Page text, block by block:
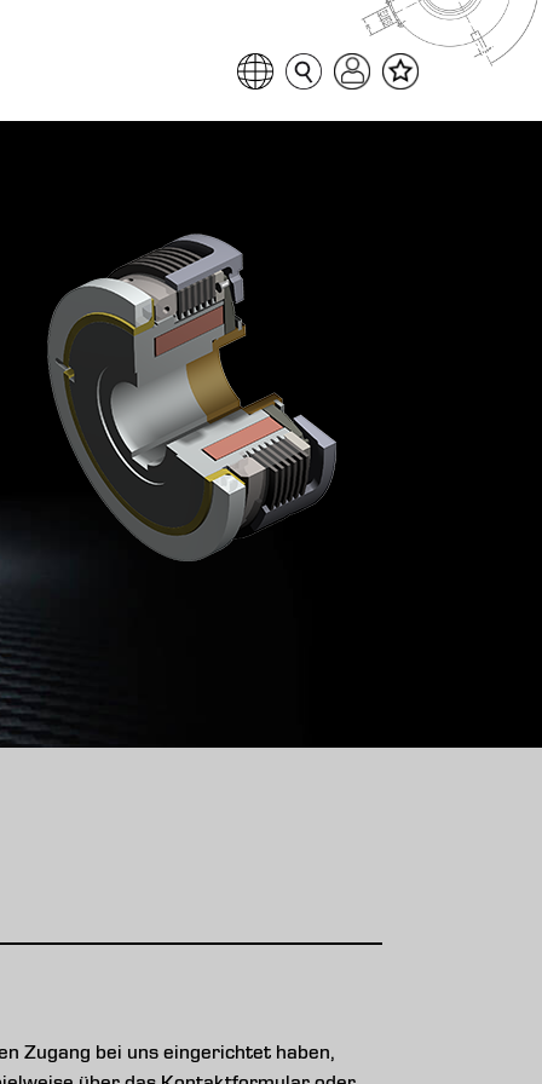
Sprache auswählen
Seitensuche
Login
Favoritenliste
Zugang bei uns eingerichtet haben,